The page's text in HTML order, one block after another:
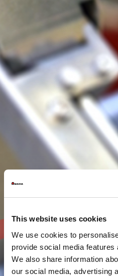
This website uses cookies
We use cookies to
provide social media
We also share information
our social media, advertising